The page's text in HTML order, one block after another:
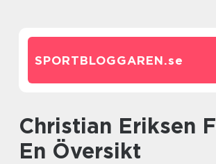
SPORTBLOGGAREN.se
Christian Eriksen Fotboll
En Översikt